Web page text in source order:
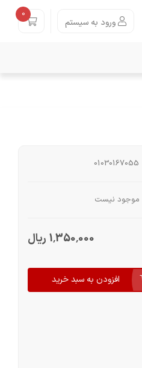
ورود به سیستم
0
01030167055
موجود نیست
1٬350٬000 ریال
افزودن به سبد خرید